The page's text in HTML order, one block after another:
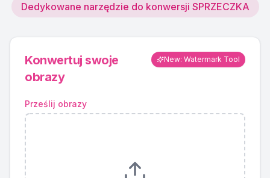
Dedykowane narzędzie do konwersji SPRZECZKA
Konwertuj swoje
obrazy
New: Watermark Tool
Prześlij obrazy